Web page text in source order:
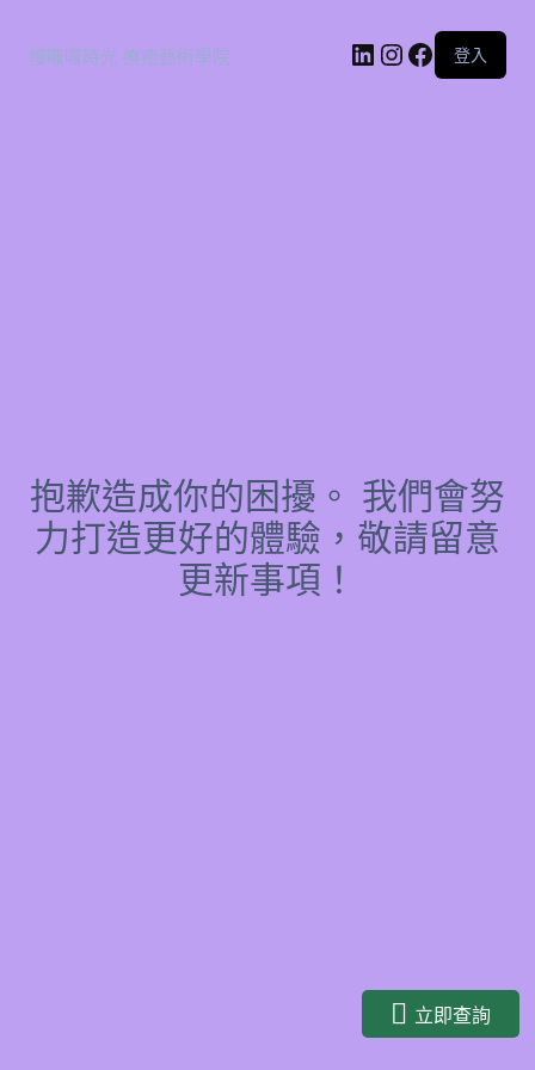
慢囉囉時光 療癒藝術學院 登入
抱歉造成你的困擾。 我們會努
力打造更好的體驗，敬請留意
更新事項！
立即查詢